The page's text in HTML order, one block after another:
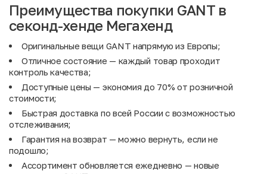
Преимущества покупки GANT в
секонд-хенде Мегахенд
Оригинальные вещи GANT напрямую из Европы;
Отличное состояние — каждый товар проходит
контроль качества;
Доступные цены — экономия до 70% от розничной
стоимости;
Быстрая доставка по всей России с возможностью
отслеживания;
Гарантия на возврат — можно вернуть, если не
подошло;
Ассортимент обновляется ежедневно — новые